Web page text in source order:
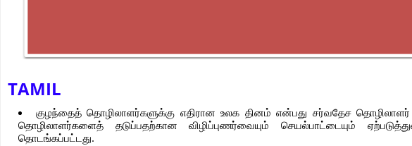
TAMIL
குழந்தைத் தொழிலாளர்களுக்கு எதிரான உலக தினம் என்பது சர்வதேச
தொழிலாளர்களைத் தடுப்பதற்கான விழிப்புணர்வையும் செயல்பாட்டையும்
தொடங்கப்பட்டது.